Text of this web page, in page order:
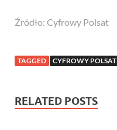
Źródło: Cyfrowy Polsat
TAGGED CYFROWY POLSAT
RELATED POSTS